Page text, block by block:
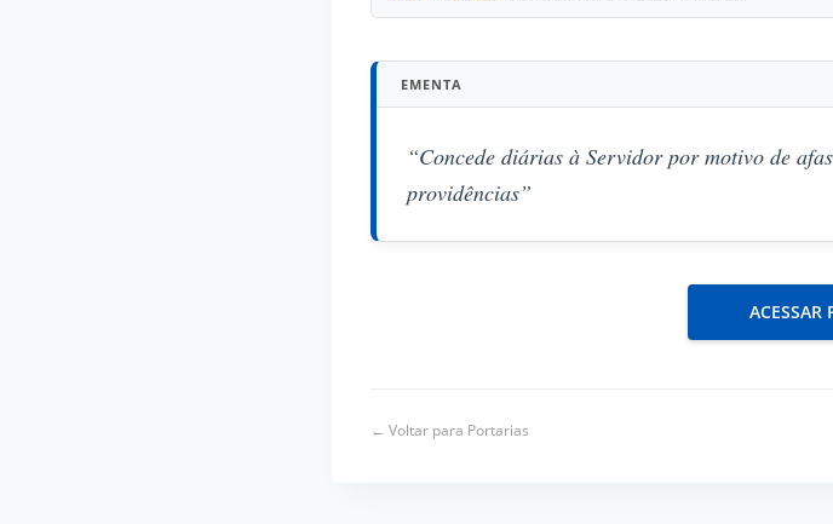
EMENTA
“Concede diárias à Servidor por motivo de
providências”
ACESSAR
← Voltar para Portarias